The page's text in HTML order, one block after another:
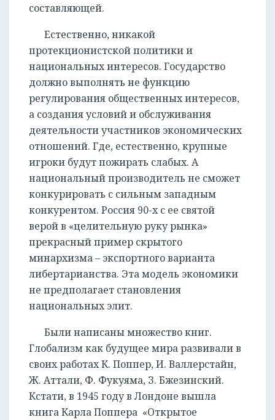
составляющей.
Естественно, никакой
протекционистской политики и
национальных интересов. Государство
должно выполнять не функцию
регулирования общественных интересов,
а создания условий и обслуживания
деятельности участников экономических
отношений. Где, естественно, крупные
игроки будут пожирать слабых. А
национальный производитель не сможет
конкурировать с сильным западным
конкурентом. Россия 90-х с ее святой
верой в «целительную руку рынка»
прекрасный пример скрытого
минархизма – экспортного варианта
либертарианства. Эта модель экономики
не предполагает становления
национальных элит.
Были написаны множество книг.
Глобализм как будущее мира развивали в
своих работах К. Поппер, И. Валлерстайн,
Ж. Аттали, Ф. Фукуяма, З. Бжезинский.
Кстати, в 1945 году в Лондоне вышла
книга Карла Поппера «Открытое